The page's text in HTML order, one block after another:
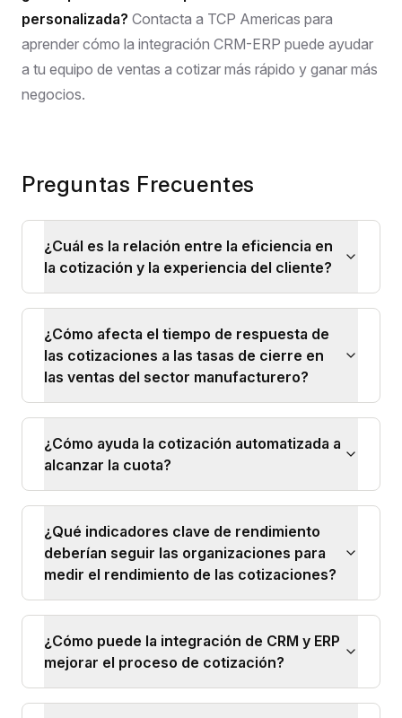
personalizada? Contacta a TCP Americas para
aprender cómo la integración CRM-ERP puede ayudar
a tu equipo de ventas a cotizar más rápido y ganar más
negocios.
Preguntas Frecuentes
¿Cuál es la relación entre la eficiencia en
la cotización y la experiencia del cliente?
¿Cómo afecta el tiempo de respuesta de
las cotizaciones a las tasas de cierre en
las ventas del sector manufacturero?
¿Cómo ayuda la cotización automatizada a
alcanzar la cuota?
¿Qué indicadores clave de rendimiento
deberían seguir las organizaciones para
medir el rendimiento de las cotizaciones?
¿Cómo puede la integración de CRM y ERP
mejorar el proceso de cotización?